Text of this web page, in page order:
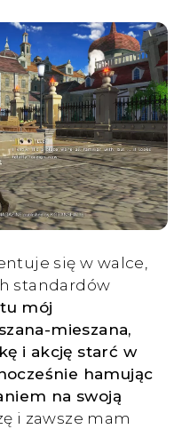
się w walce,
standardów
mój
mieszana,
i akcję starć w
hamując
na swoją
i zawsze mam